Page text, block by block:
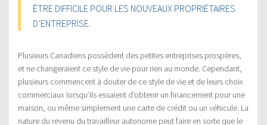
ÊTRE DIFFICILE POUR LES NOUVEAUX PROPRIÉTAIRES
D’ENTREPRISE.
Plusieurs Canadiens possèdent des petites entreprises prospères,
et ne changeraient ce style de vie pour rien au monde. Cependant,
plusieurs commencent à douter de ce style de vie et de leurs choix
commerciaux lorsqu’ils essaient d’obtenir un financement pour une
maison, ou même simplement une carte de crédit ou un véhicule. La
nature du revenu du travailleur autonome peut faire en sorte que le